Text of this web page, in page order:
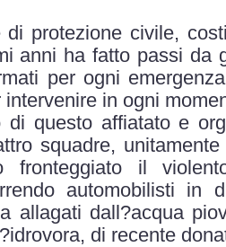
di protezione civile,
anni ha fatto passi da
per ogni
in ogni
di questo affiatato e
squadre,
fronteggiato il
automobilisti in
allagati dall?acqua
di recente